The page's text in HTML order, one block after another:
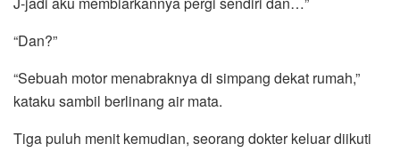
“Dan?”
“Sebuah motor menabraknya di simpang dekat rumah,”
kataku sambil berlinang air mata.
Tiga puluh menit kemudian, seorang dokter keluar diikuti